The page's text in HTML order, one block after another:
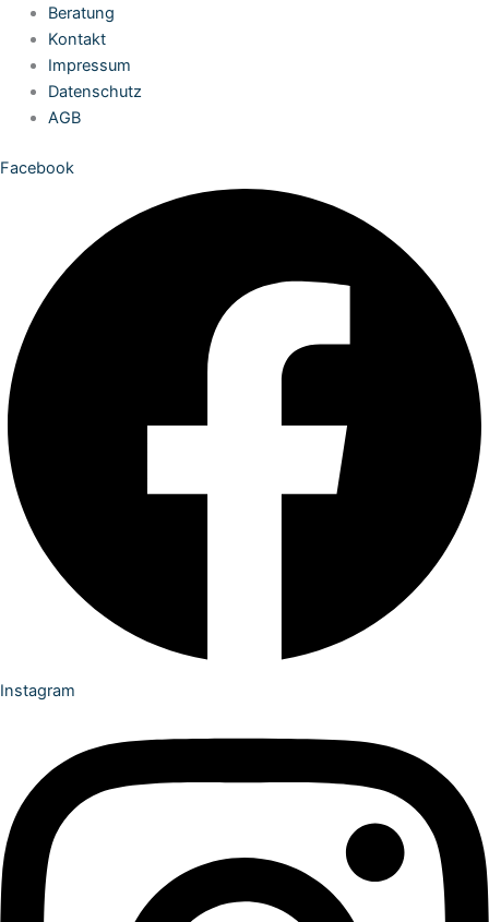
Zum
Inhalt
springen
Beratung
Kontakt
Impressum
Datenschutz
AGB
Facebook
Instagram